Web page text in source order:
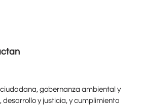
gobernanza ambiental y
y justicia, y cumplimiento